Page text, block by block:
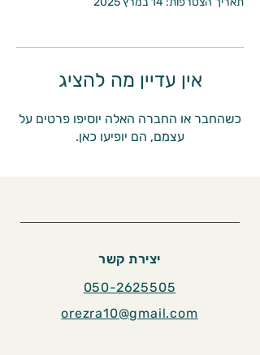
אין עדיין מה להציג
כשהחבר או החברה האלה יוסיפו פרטים על
עצמם, הם יופיעו כאן.
יצירת קשר
050-2625505
orezra10@gmail.com